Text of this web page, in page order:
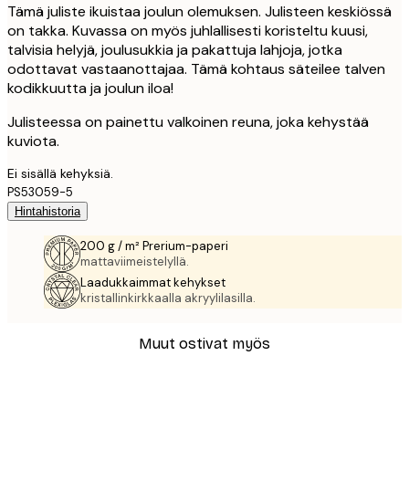
Tämä juliste ikuistaa joulun olemuksen. Julisteen keskiössä
on takka. Kuvassa on myös juhlallisesti koristeltu kuusi,
talvisia helyjä, joulusukkia ja pakattuja lahjoja, jotka
odottavat vastaanottajaa. Tämä kohtaus säteilee talven
kodikkuutta ja joulun iloa!
Julisteessa on painettu valkoinen reuna, joka kehystää
kuviota.
Ei sisällä kehyksiä.
PS53059-5
Hintahistoria
200 g / m² Prerium-paperi
mattaviimeistelyllä.
Laadukkaimmat kehykset
kristallinkirkkaalla akryylilasilla.
Muut ostivat myös